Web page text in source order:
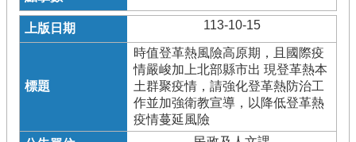
113-10-15
時值登革熱風險高原期，且國際疫
情嚴峻加上北部縣市出 現登革熱本
土群聚疫情，請強化登革熱防治工
作並加強衛教宣導，以降低登革熱
疫情蔓延風險